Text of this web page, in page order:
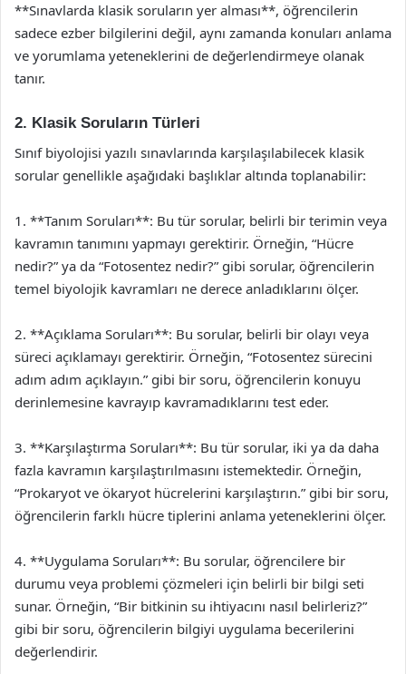
**Sınavlarda klasik soruların yer alması**, öğrencilerin
sadece ezber bilgilerini değil, aynı zamanda konuları anlama
ve yorumlama yeteneklerini de değerlendirmeye olanak
tanır.
2. Klasik Soruların Türleri
Sınıf biyolojisi yazılı sınavlarında karşılaşılabilecek klasik
sorular genellikle aşağıdaki başlıklar altında toplanabilir:
1. **Tanım Soruları**: Bu tür sorular, belirli bir terimin veya
kavramın tanımını yapmayı gerektirir. Örneğin, “Hücre
nedir?” ya da “Fotosentez nedir?” gibi sorular, öğrencilerin
temel biyolojik kavramları ne derece anladıklarını ölçer.
2. **Açıklama Soruları**: Bu sorular, belirli bir olayı veya
süreci açıklamayı gerektirir. Örneğin, “Fotosentez sürecini
adım adım açıklayın.” gibi bir soru, öğrencilerin konuyu
derinlemesine kavrayıp kavramadıklarını test eder.
3. **Karşılaştırma Soruları**: Bu tür sorular, iki ya da daha
fazla kavramın karşılaştırılmasını istemektedir. Örneğin,
“Prokaryot ve ökaryot hücrelerini karşılaştırın.” gibi bir soru,
öğrencilerin farklı hücre tiplerini anlama yeteneklerini ölçer.
4. **Uygulama Soruları**: Bu sorular, öğrencilere bir
durumu veya problemi çözmeleri için belirli bir bilgi seti
sunar. Örneğin, “Bir bitkinin su ihtiyacını nasıl belirleriz?”
gibi bir soru, öğrencilerin bilgiyi uygulama becerilerini
değerlendirir.